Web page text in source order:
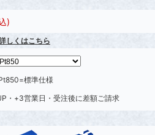
)
しくはこちら
標準仕様
・+3営業日・受注後に差額ご請求